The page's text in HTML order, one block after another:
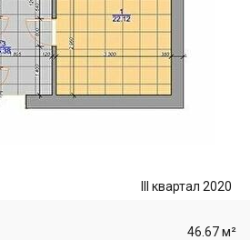
III квартал 2020
46.67 м²